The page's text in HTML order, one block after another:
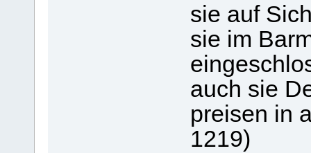
sie auf
sie im
auch sie
preisen in
1219)